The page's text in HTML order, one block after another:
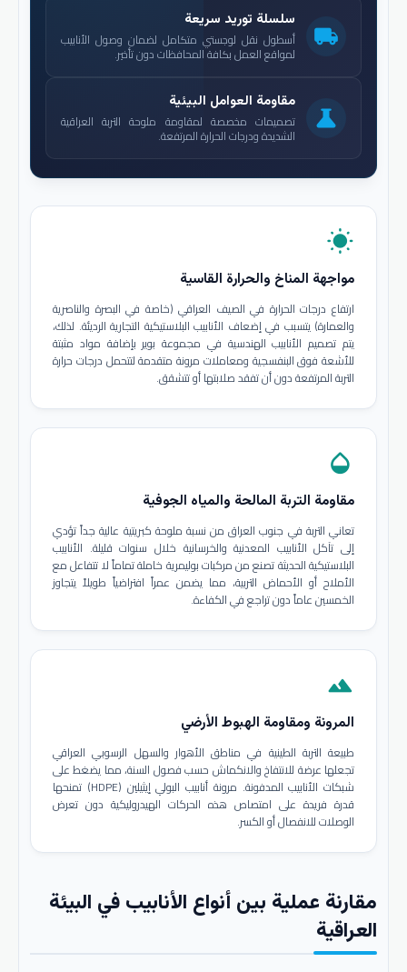
local_shipping
سلسلة توريد سريعة
أسطول نقل لوجستي متكامل لضمان وصول الأنابيب
لمواقع العمل بكافة المحافظات دون تأخير.
science
مقاومة العوامل البيئية
تصميمات مخصصة لمقاومة ملوحة التربة العراقية
الشديدة ودرجات الحرارة المرتفعة.
wb_sunny
مواجهة المناخ والحرارة القاسية
ارتفاع درجات الحرارة في الصيف العراقي (خاصة في البصرة والناصرية
والعمارة) يتسبب في إضعاف الأنابيب البلاستيكية التجارية الرديئة. لذلك،
يتم تصميم الأنابيب الهندسية في مجموعة بوير بإضافة مواد مثبتة
للأشعة فوق البنفسجية ومعاملات مرونة متقدمة لتتحمل درجات حرارة
التربة المرتفعة دون أن تفقد صلابتها أو تتشقق.
opacity
مقاومة التربة المالحة والمياه الجوفية
تعاني التربة في جنوب العراق من نسبة ملوحة كبريتية عالية جداً تؤدي
إلى تآكل الأنابيب المعدنية والخرسانية خلال سنوات قليلة. الأنابيب
البلاستيكية الحديثة تصنع من مركبات بوليمرية خاملة تماماً لا تتفاعل مع
الأملاح أو الأحماض التربية، مما يضمن عمراً افتراضياً طويلاً يتجاوز
الخمسين عاماً دون تراجع في الكفاءة.
terrain
المرونة ومقاومة الهبوط الأرضي
طبيعة التربة الطينية في مناطق الأهوار والسهل الرسوبي العراقي
تجعلها عرضة للانتفاخ والانكماش حسب فصول السنة، مما يضغط على
شبكات الأنابيب المدفونة. مرونة أنابيب البولي إيثيلين (HDPE) تمنحها
قدرة فريدة على امتصاص هذه الحركات الهيدروليكية دون تعرض
الوصلات للانفصال أو الكسر.
مقارنة عملية بين أنواع الأنابيب في البيئة
العراقية